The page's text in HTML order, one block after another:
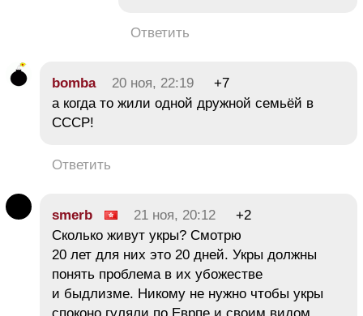
Ответить
bomba 20 ноя, 22:19
+7
а когда то жили одной дружной семьёй в
СССР!
Ответить
smerb 21 ноя, 20:12
+2
Сколько живут укры? Смотрю
20 лет для них это 20 дней. Укры должны
понять проблема в их убожестве
и быдлизме. Никому не нужно чтобы укры